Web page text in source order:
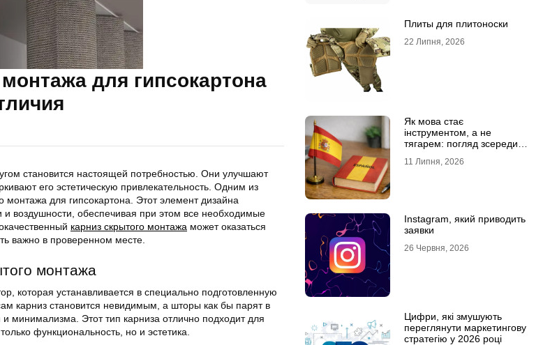
для гипсокартона
становится настоящей потребностью. Они улучшают
его эстетическую привлекательность. Одним из
монтажа для гипсокартона. Этот элемент дизайна
и воздушности, обеспечивая при этом все необходимые
карниз скрытого монтажа может оказаться
важно в проверенном месте.
монтажа
которая устанавливается в специально подготовленную
карниз становится невидимым, а шторы как бы парят в
минимализма. Этот тип карниза отлично подходит для
функциональность, но и эстетика.
Плиты для плитоноски
22 Липня, 2026
Як мова стає
інструментом, а не
тягарем: погляд зсередини
11 Липня, 2026
Instagram, який приводить
заявки
26 Червня, 2026
Цифри, які змушують
переглянути маркетингову
стратегію у 2026 році